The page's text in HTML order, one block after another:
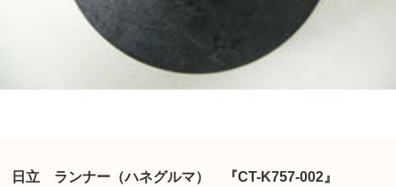
日立 ランナー（ハネグルマ） 『CT-K757-002』